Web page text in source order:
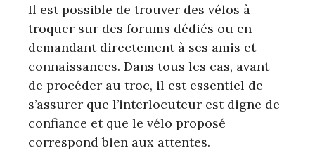
Il est possible de trouver des vélos à
troquer sur des forums dédiés ou en
demandant directement à ses amis et
connaissances. Dans tous les cas, avant
de procéder au troc, il est essentiel de
s’assurer que l’interlocuteur est digne de
confiance et que le vélo proposé
correspond bien aux attentes.